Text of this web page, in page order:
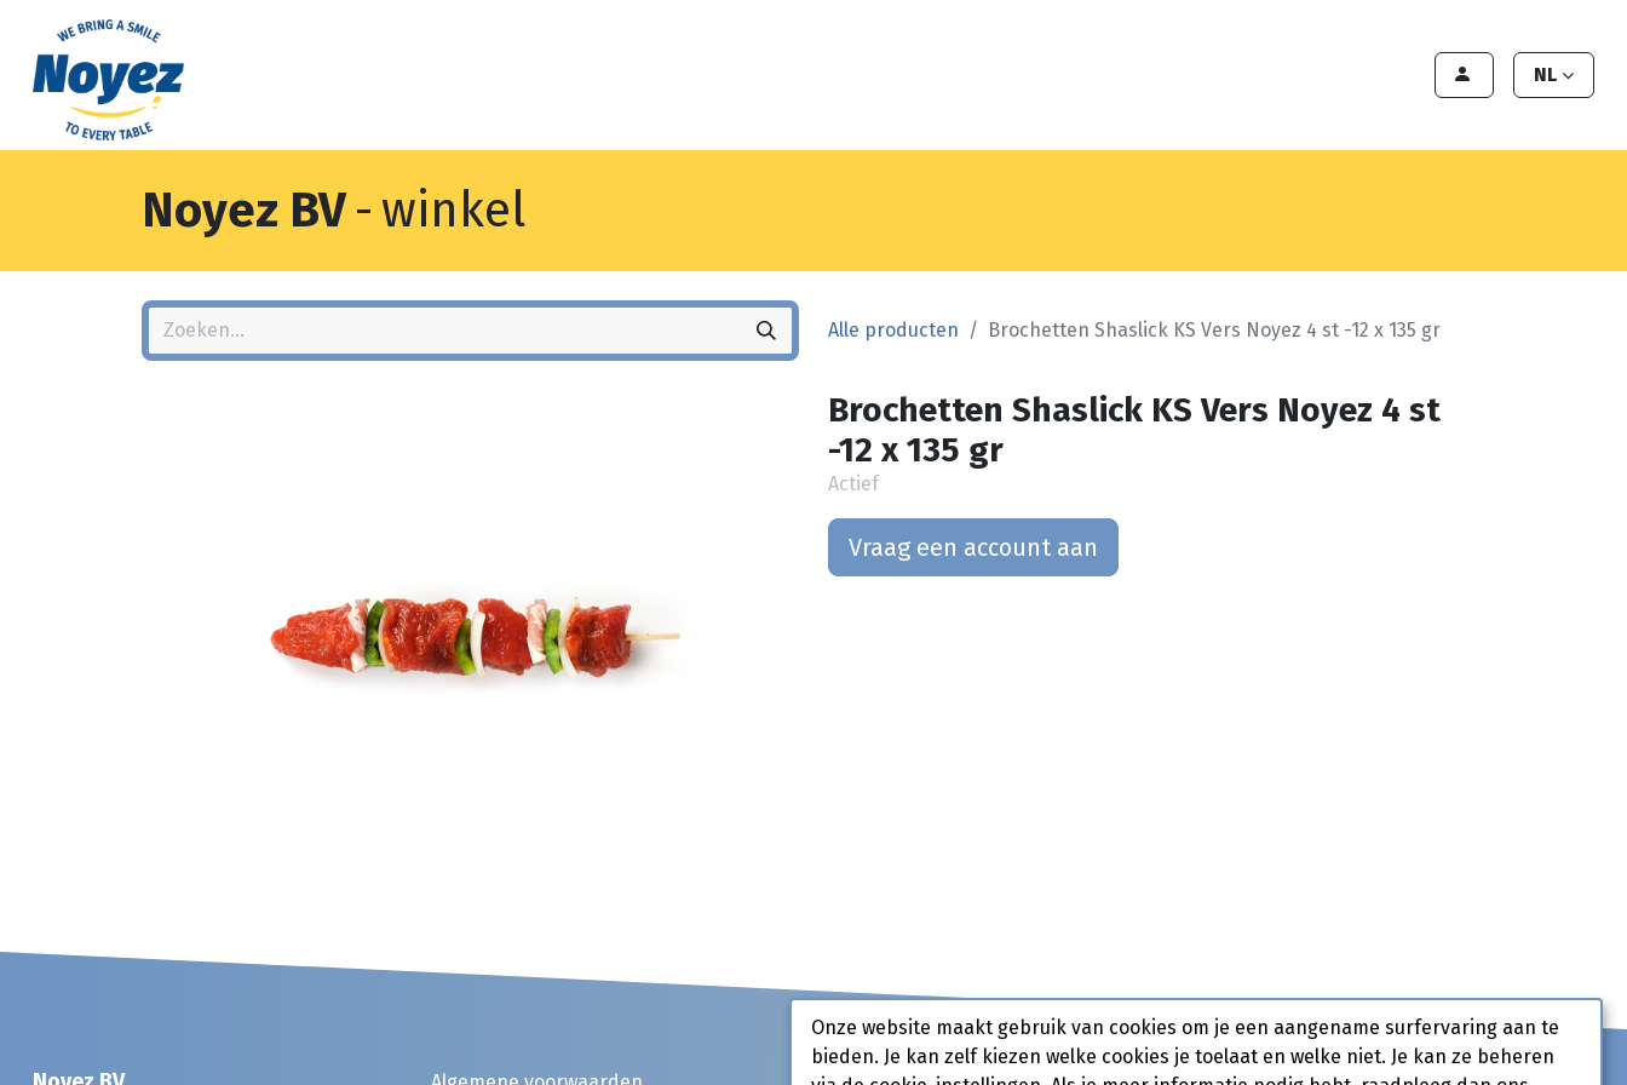
NL
Noyez BV- winkel
Alle producten Brochetten Shaslick KS Vers Noyez 4 st -12 x 135 gr
Brochetten Shaslick KS Vers Noyez 4 st
-12 x 135 gr
Actief
Vraag een account aan
Onze website maakt gebruik van cookies om je een aangename surfervaring aan te
bieden. Je kan zelf kiezen welke cookies je toelaat en welke niet. Je kan ze beheren